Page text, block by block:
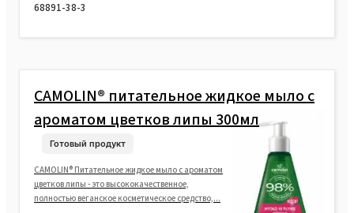
68891-38-3
CAMOLIN® питательное жидкое мыло с
ароматом цветков липы 300мл
Готовый продукт
CAMOLIN® Питательное жидкое мыло с ароматом
цветков липы - это высококачественное,
полностью веганское косметическое средство,...